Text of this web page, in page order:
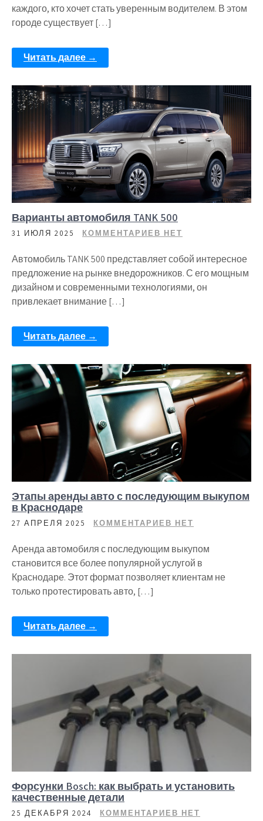
каждого, кто хочет стать уверенным водителем. В этом
городе существует […]
Читать далее →
Варианты автомобиля TANK 500
31 ИЮЛЯ 2025 КОММЕНТАРИЕВ НЕТ
Автомобиль TANK 500 представляет собой интересное
предложение на рынке внедорожников. С его мощным
дизайном и современными технологиями, он
привлекает внимание […]
Читать далее →
Этапы аренды авто с последующим выкупом
в Краснодаре
27 АПРЕЛЯ 2025 КОММЕНТАРИЕВ НЕТ
Аренда автомобиля с последующим выкупом
становится все более популярной услугой в
Краснодаре. Этот формат позволяет клиентам не
только протестировать авто, […]
Читать далее →
Форсунки Bosch: как выбрать и установить
качественные детали
25 ДЕКАБРЯ 2024 КОММЕНТАРИЕВ НЕТ